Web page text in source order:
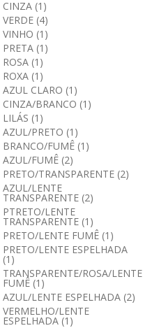
CINZA (1)
VERDE (4)
VINHO (1)
PRETA (1)
ROSA (1)
ROXA (1)
AZUL CLARO (1)
CINZA/BRANCO (1)
LILÁS (1)
AZUL/PRETO (1)
BRANCO/FUMÊ (1)
AZUL/FUMÊ (2)
PRETO/TRANSPARENTE (2)
AZUL/LENTE
TRANSPARENTE (2)
PTRETO/LENTE
TRANSPARENTE (1)
PRETO/LENTE FUMÊ (1)
PRETO/LENTE ESPELHADA
(1)
TRANSPARENTE/ROSA/LENTE
FUMÊ (1)
AZUL/LENTE ESPELHADA (2)
VERMELHO/LENTE
ESPELHADA (1)